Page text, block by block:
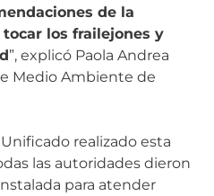
de la
los frailejones y
”, explicó Paola Andrea
Medio Ambiente de
realizado esta
las autoridades dieron
para atender